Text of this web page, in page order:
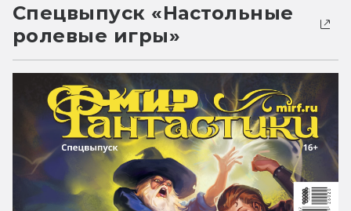
Спецвыпуск «Настольные
ролевые игры»